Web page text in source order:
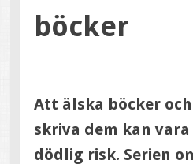
böcker
Att älska böcker
skriva dem kan
dödlig risk. Serien